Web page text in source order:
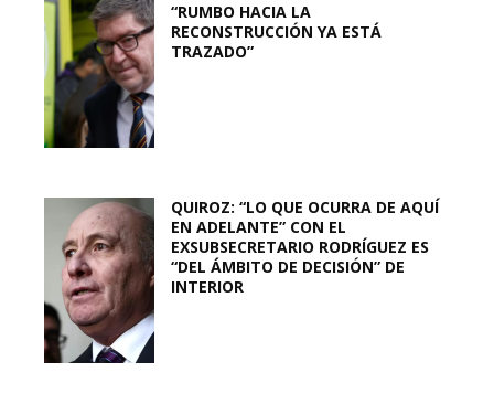
“RUMBO HACIA LA
RECONSTRUCCIÓN YA ESTÁ
TRAZADO”
QUIROZ: “LO QUE OCURRA DE AQUÍ
EN ADELANTE” CON EL
EXSUBSECRETARIO RODRÍGUEZ ES
“DEL ÁMBITO DE DECISIÓN” DE
INTERIOR